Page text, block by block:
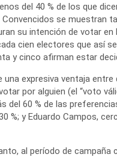
del 40 % de los que
Convencidos se muestran
su intención de votar en
cien electores que así se
y cinco afirman estar
una expresiva ventaja entre
por alguien (el “voto
del 60 % de las
%; y Eduardo Campos,
al período de campaña